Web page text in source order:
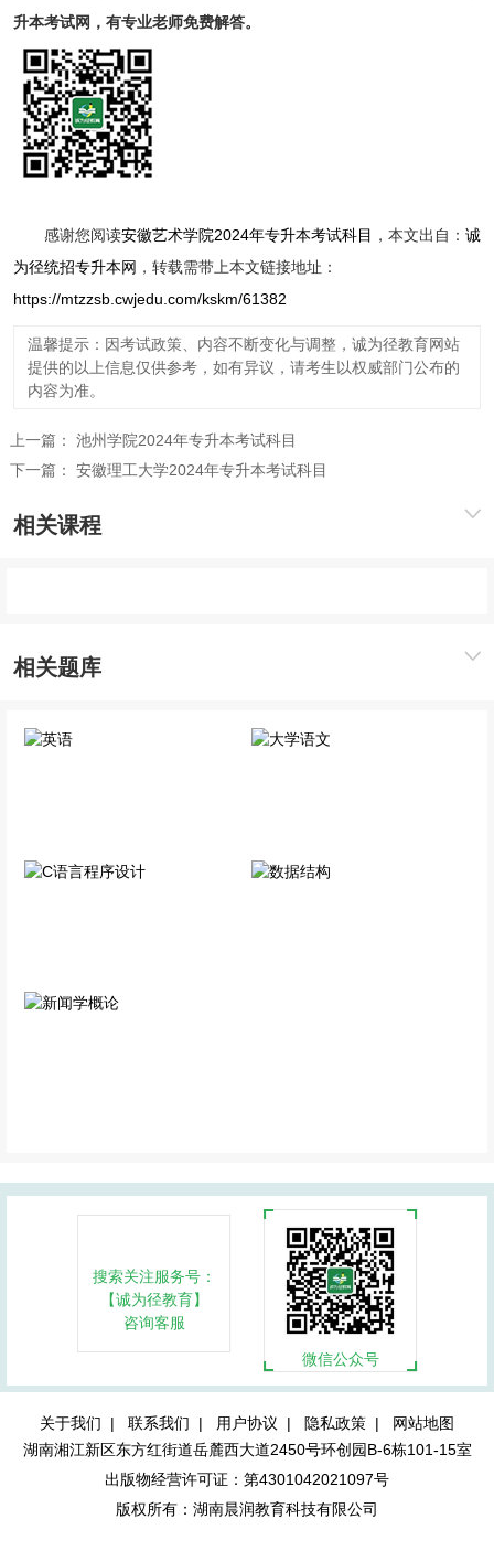
升本考试网，有专业老师免费解答。
感谢您阅读安徽艺术学院2024年专升本考试科目 ，本文出自： 诚
为径统招专升本网 ，转载需带上本文链接地址：
https://mtzzsb.cwjedu.com/kskm/61382
温馨提示：因考试政策、内容不断变化与调整，诚为径教育网站
提供的以上信息仅供参考，如有异议，请考生以权威部门公布的
内容为准。
上一篇： 池州学院2024年专升本考试科目
下一篇： 安徽理工大学2024年专升本考试科目
相关课程
相关题库
搜索关注服务号：
【诚为径教育】
咨询客服
微信公众号
关于我们 | 联系我们 | 用户协议 | 隐私政策 |
网站地图
湖南湘江新区东方红街道岳麓西大道2450号环创园B-6栋101-15室
出版物经营许可证：第4301042021097号
版权所有：湖南晨润教育科技有限公司